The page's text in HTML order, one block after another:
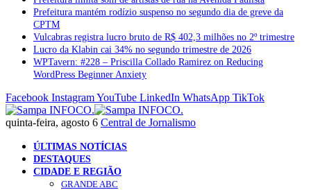
Prefeitura mantém rodízio suspenso no segundo dia de greve da
CPTM
Vulcabras registra lucro bruto de R$ 402,3 milhões no 2º trimestre
Lucro da Klabin cai 34% no segundo trimestre de 2026
WPTavern: #228 – Priscilla Collado Ramirez on Reducing
WordPress Beginner Anxiety
Facebook InstagramYouTube LinkedIn WhatsApp TikTok
quinta-feira, agosto 6 Central de Jornalismo
ÚLTIMAS NOTÍCIAS
DESTAQUES
CIDADE E REGIÃO
GRANDE ABC